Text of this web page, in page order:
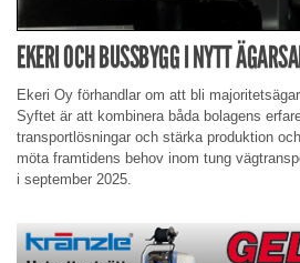
EKERI OCH BUSSBYGG I NYTT
Ekeri Oy förhandlar om att bli
Syftet är att kombinera båda bolagens
transportlösningar och stärka produktion
möta framtidens behov inom tung
i september 2025.